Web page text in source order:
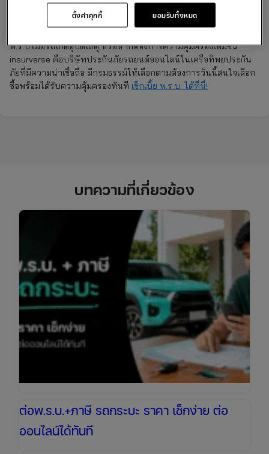
ลองกลับไปเช็กว่ารถของคุณต่อ พ.ร.บ. แล้วหรือยัง ถ้ายังแล้วล่ะก็รีบ
ดำเนินการเลยอย่าปล่อยให้ พ.ร.บ. ขาด ไม่อย่างนั้นก็จะต้องเสียค่า
พ.ร.บ.เมื่อรถเกิดอุบัติเหตุ หรือหากต้องการความคุ้มครองเพิ่มขึ้น
insurverse คือบริษัทประกันภัยรถยนต์ออนไลน์ในเครือทิพยประกัน
ภัยที่มีความน่าเชื่อถือ มีกรมธรรม์ให้เลือกตามต้องการวันนี้สนใจเลือก
ซื้อพร้อมได้รับความคุ้มครองทันที เช็กเบี้ย พ.ร.บ. ได้ที่นี่!
บทความที่เกี่ยวข้อง
ต่อพ.ร.บ.+ภาษี รถกระบะ ราคา เช็กง่าย ต่อ
ออนไลน์ได้ทันที
ยอมรับทั้งหมด
ตั้งค่าคุกกี้